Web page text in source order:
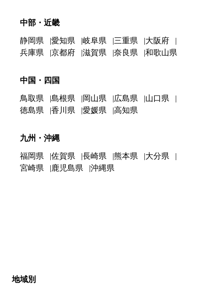
中部・近畿
静岡県 愛知県 岐阜県 三重県
大阪府
兵庫県
京都府 滋賀県 奈良県 和歌山県
中国・四国
鳥取県 島根県 岡山県 広島県
山口県
徳島県
香川県 愛媛県 高知県
九州・沖縄
福岡県 佐賀県 長崎県 熊本県
大分県
宮崎県
鹿児島県 沖縄県
地域別